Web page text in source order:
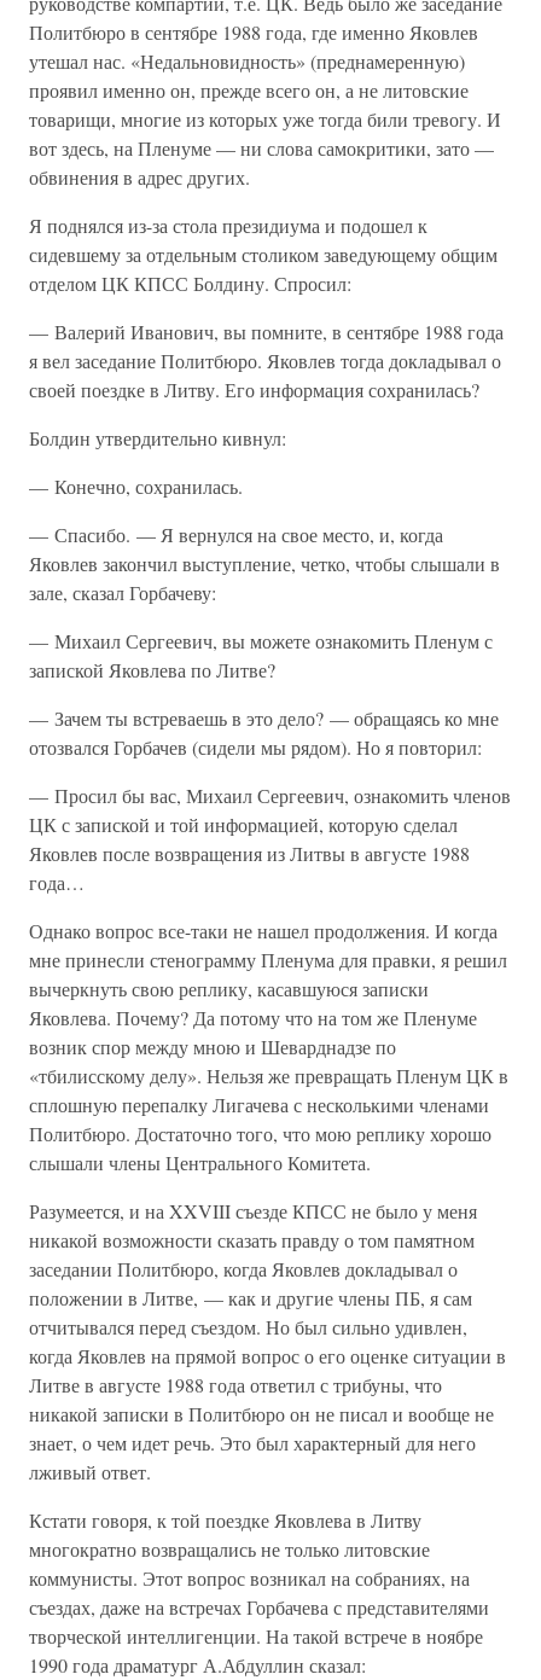
Политбюро в сентябре 1988 года, где именно Яковлев
утешал нас. «Недальновидность» (преднамеренную)
проявил именно он, прежде всего он, а не литовские
товарищи, многие из которых уже тогда били тревогу. И
вот здесь, на Пленуме — ни слова самокритики, зато —
обвинения в адрес других.
Я поднялся из-за стола президиума и подошел к
сидевшему за отдельным столиком заведующему общим
отделом ЦК КПСС Болдину. Спросил:
— Валерий Иванович, вы помните, в сентябре 1988 года
я вел заседание Политбюро. Яковлев тогда докладывал о
своей поездке в Литву. Его информация сохранилась?
Болдин утвердительно кивнул:
— Конечно, сохранилась.
— Спасибо. — Я вернулся на свое место, и, когда
Яковлев закончил выступление, четко, чтобы слышали в
зале, сказал Горбачеву:
— Михаил Сергеевич, вы можете ознакомить Пленум с
запиской Яковлева по Литве?
— Зачем ты встреваешь в это дело? — обращаясь ко мне
отозвался Горбачев (сидели мы рядом). Но я повторил:
— Просил бы вас, Михаил Сергеевич, ознакомить членов
ЦК с запиской и той информацией, которую сделал
Яковлев после возвращения из Литвы в августе 1988
года…
Однако вопрос все-таки не нашел продолжения. И когда
мне принесли стенограмму Пленума для правки, я решил
вычеркнуть свою реплику, касавшуюся записки
Яковлева. Почему? Да потому что на том же Пленуме
возник спор между мною и Шеварднадзе по
«тбилисскому делу». Нельзя же превращать Пленум ЦК в
сплошную перепалку Лигачева с несколькими членами
Политбюро. Достаточно того, что мою реплику хорошо
слышали члены Центрального Комитета.
Разумеется, и на XXVIII съезде КПСС не было у меня
никакой возможности сказать правду о том памятном
заседании Политбюро, когда Яковлев докладывал о
положении в Литве, — как и другие члены ПБ, я сам
отчитывался перед съездом. Но был сильно удивлен,
когда Яковлев на прямой вопрос о его оценке ситуации в
Литве в августе 1988 года ответил с трибуны, что
никакой записки в Политбюро он не писал и вообще не
знает, о чем идет речь. Это был характерный для него
лживый ответ.
Кстати говоря, к той поездке Яковлева в Литву
многократно возвращались не только литовские
коммунисты. Этот вопрос возникал на собраниях, на
съездах, даже на встречах Горбачева с представителями
творческой интеллигенции. На такой встрече в ноябре
1990 года драматург А.Абдуллин сказал: